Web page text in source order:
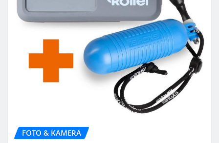
FOTO & KAMERA